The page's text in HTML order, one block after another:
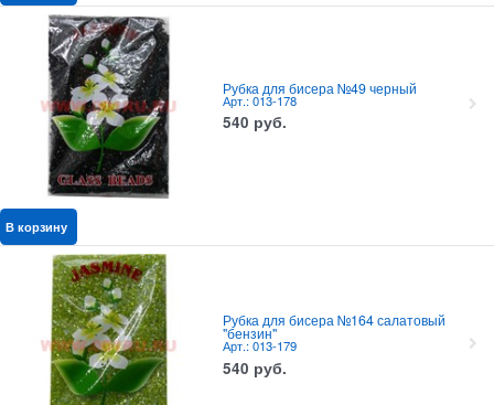
Рубка для бисера №49 черный
Арт.: 013-178
540 руб.
В корзину
Рубка для бисера №164 салатовый
"бензин"
Арт.: 013-179
540 руб.